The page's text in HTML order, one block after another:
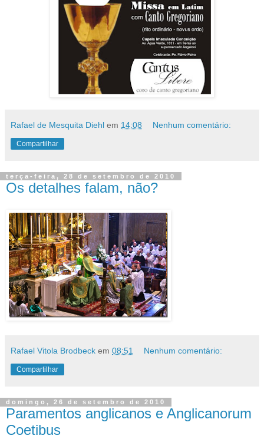
Rafael de Mesquita Diehl em 14:08 Nenhum comentário:
Compartilhar
terça-feira, 28 de setembro de 2010
Os detalhes falam, não?
Rafael Vitola Brodbeck em 08:51 Nenhum comentário:
Compartilhar
domingo, 26 de setembro de 2010
Paramentos anglicanos e Anglicanorum
Coetibus